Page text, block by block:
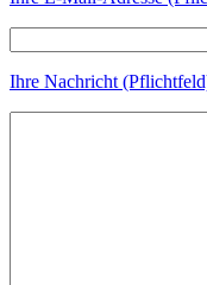
Ihre Nachricht